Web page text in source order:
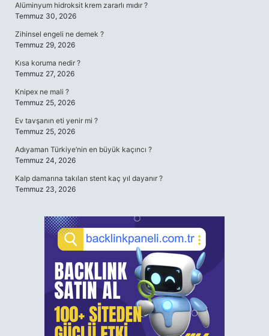
Alüminyum hidroksit krem zararlı mıdır ?
Temmuz 30, 2026
Zihinsel engeli ne demek ?
Temmuz 29, 2026
Kısa koruma nedir ?
Temmuz 27, 2026
Knipex ne mali ?
Temmuz 25, 2026
Ev tavşanın eti yenir mi ?
Temmuz 25, 2026
Adıyaman Türkiye’nin en büyük kaçıncı ?
Temmuz 24, 2026
Kalp damarına takılan stent kaç yıl dayanır ?
Temmuz 23, 2026